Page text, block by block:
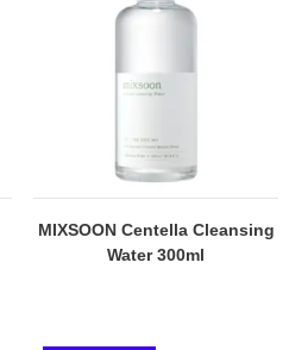
MIXSOON Centella Cleansing
Water 300ml